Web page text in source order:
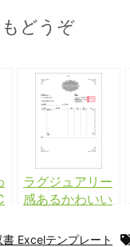
どうぞ
ラグジュアリー
感あるかわいい
ンプレート
書 Excelテンプレート